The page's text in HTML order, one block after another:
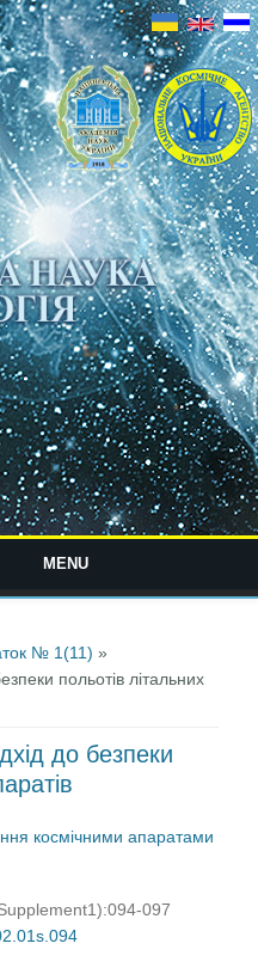
MENU
№ 1(11) »
польотів літальних
до безпеки
космічними апаратами
097